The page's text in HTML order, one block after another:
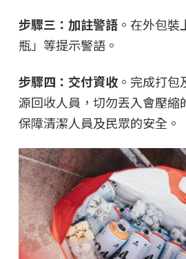
步驟三：加註警語。在外包裝
瓶」等提示警語。
步驟四：交付資收。完成打包
源回收人員，切勿丟入會壓縮
保障清潔人員及民眾的安全。